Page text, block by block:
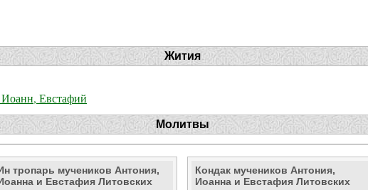
Жития
Евстафий
Молитвы
тропарь мучеников Антония,
и Евстафия Литовских
Кондак мучеников Антония,
Иоанна и Евстафия Литовских